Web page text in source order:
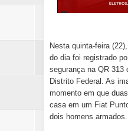
Nesta quinta-feira
do dia foi registrado
segurança na QR 313
Distrito Federal. As
momento em que
casa em um Fiat
dois homens armados.